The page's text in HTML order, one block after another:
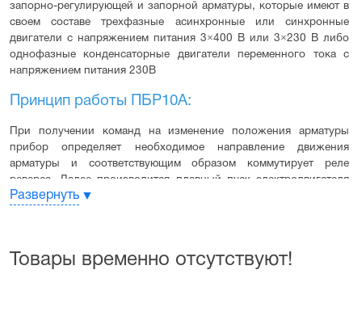
запорно-регулирующей и запорной арматуры, которые имеют в
своем составе трехфазные асинхронные или синхронные
двигатели с напряжением питания 3×400 В или 3×230 В либо
однофазные конденсаторные двигатели переменного тока с
напряжением питания 230В
Принцип работы ПБР10А:
При получении команд на изменение положения арматуры
прибор определяет необходимое направление движения
арматуры и соответствующим образом коммутирует реле
реверса. Далее производится плавный пуск электродвигателя
арматуры посредством изменения угла управления силовыми
приборе. При достижении арматурой требуемого положения
Развернуть
Товары временно отсутствуют!